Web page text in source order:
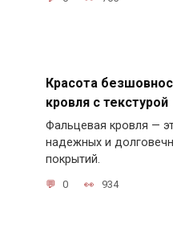
Красота
кровля с текстурой
Фальцевая кровля —
надежных и
покрытий.
0 934